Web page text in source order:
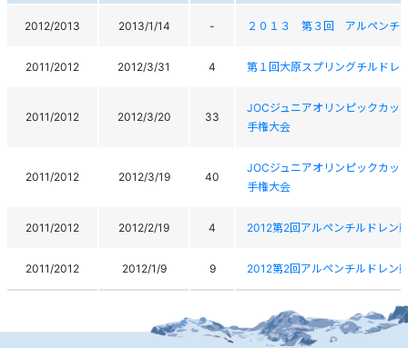
2012/2013 2013/1/14 - ２０１３ 第３回 アルペンチ
2011/2012 2012/3/31 4 第１回大原スプリングチルドレ
2011/2012 2012/3/20 33
JOCジュニアオリンピックカ
手権大会
2011/2012 2012/3/19 40
JOCジュニアオリンピックカ
手権大会
2011/2012 2012/2/19 4 2012第2回アルペンチルドレン
2011/2012 2012/1/9 9 2012第2回アルペンチルドレン